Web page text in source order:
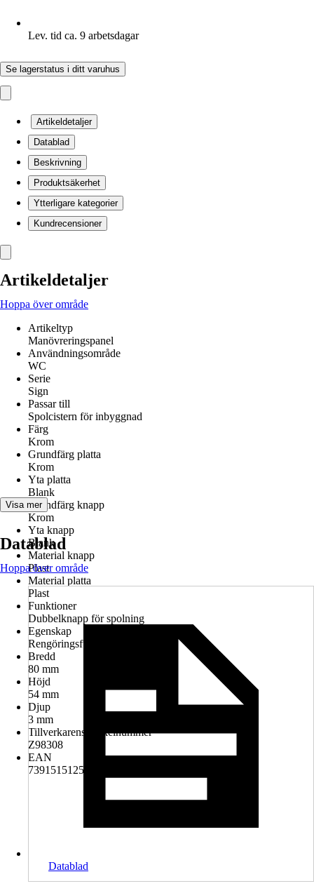
Lev. tid ca. 9 arbetsdagar
Se lagerstatus i ditt varuhus
Artikeldetaljer
Datablad
Beskrivning
Produktsäkerhet
Ytterligare kategorier
Kundrecensioner
Artikeldetaljer
Hoppa över område
Artikeltyp
Manövreringspanel
Användningsområde
WC
Serie
Sign
Passar till
Spolcistern för inbyggnad
Färg
Krom
Grundfärg platta
Krom
Yta platta
Blank
Grundfärg knapp
Krom
Yta knapp
Blank
Material knapp
Plast
Material platta
Plast
Funktioner
Dubbelknapp för spolning
Egenskap
Rengöringsfunktion
Bredd
80 mm
Höjd
54 mm
Djup
3 mm
Tillverkarens artikelnummer
Z98308
EAN
7391515125221
Visa mer
Datablad
Hoppa över område
Datablad